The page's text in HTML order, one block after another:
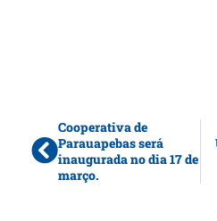
Cooperativa de
Parauapebas será
inaugurada no dia 17 de
março.